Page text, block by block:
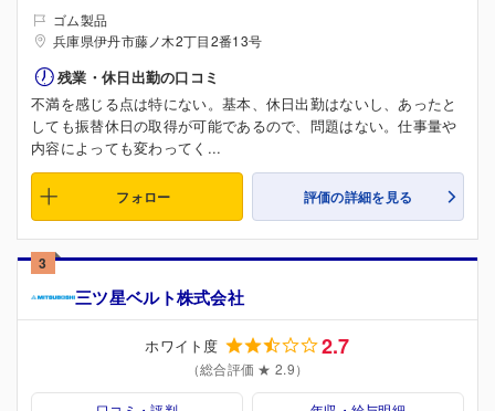
ゴム製品
兵庫県伊丹市藤ノ木2丁目2番13号
残業・休日出勤の口コミ
不満を感じる点は特にない。基本、休日出勤はないし、あったと
しても振替休日の取得が可能であるので、問題はない。仕事量や
内容によっても変わってく...
フォロー 評価の詳細を見る
3
三ツ星ベルト株式会社
ホワイト度 2.7
（総合評価 ★ 2.9）